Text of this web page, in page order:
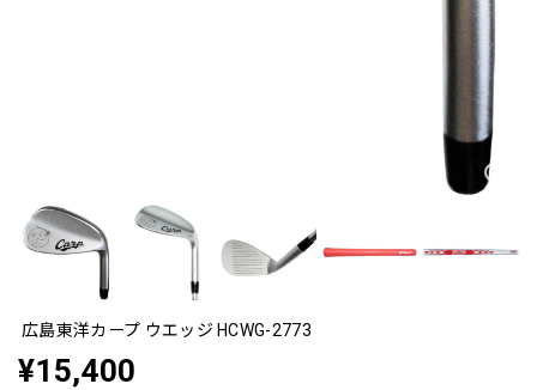
広島東洋カープ ウエッジ HCWG-2773
¥15,400